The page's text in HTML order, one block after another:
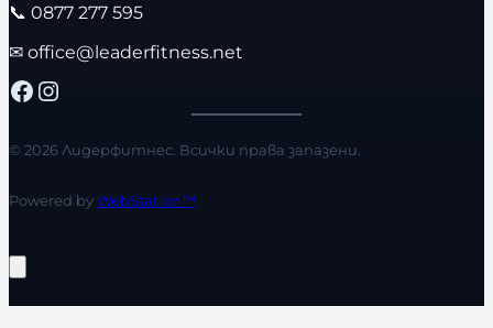
📞 0877 277 595
✉ office@leaderfitness.net
Facebook Instagram
© 2026 Лидерфитнес. Всички права запазени.
Powered byWebStation™